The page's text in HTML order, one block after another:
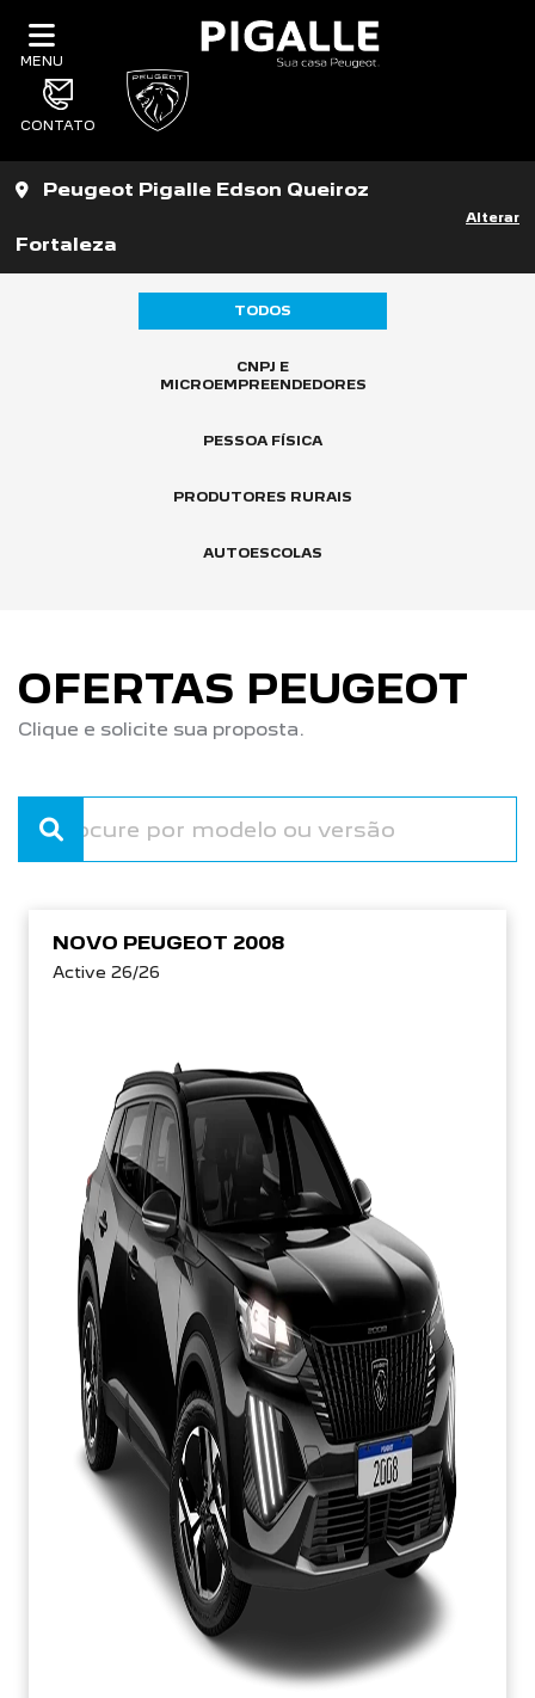
MENU
CONTATO
Fortaleza
Alterar
TODOS
CNPJ E
MICROEMPREENDEDORES
PESSOA FÍSICA
PRODUTORES RURAIS
AUTOESCOLAS
OFERTAS PEUGEOT
Clique e solicite sua proposta.
NOVO PEUGEOT 2008
Active 26/26